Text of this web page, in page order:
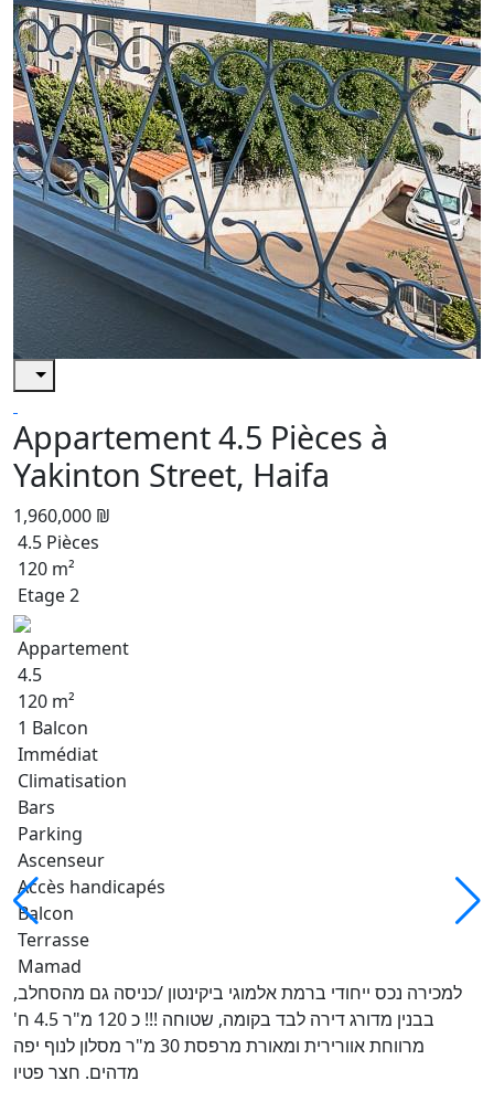
Appartement 4.5 Pièces à
Yakinton Street, Haifa
1,960,000 ₪
4.5 Pièces
120 m²
Etage 2
Appartement
4.5
120 m²
1 Balcon
Immédiat
Climatisation
Bars
Parking
Ascenseur
Accès handicapés
Balcon
Terrasse
Mamad
למכירה נכס ייחודי ברמת אלמוגי ביקינטון /כניסה גם מהסחלב,
בבנין מדורג דירה לבד בקומה, שטוחה !!! כ 120 מ"ר 4.5 ח'
מרווחת אוורירית ומאורת מרפסת 30 מ"ר מסלון לנוף יפה
מדהים. חצר פטיו